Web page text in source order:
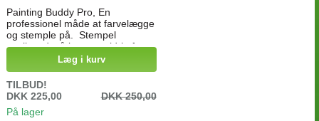
Painting Buddy Pro, En
professionel måde at farvelægge
og stemple på. Stempel
spejlvendt så let som aldrig før.
Læg i kurv
TILBUD!
DKK 225,00
DKK 250,00
På lager